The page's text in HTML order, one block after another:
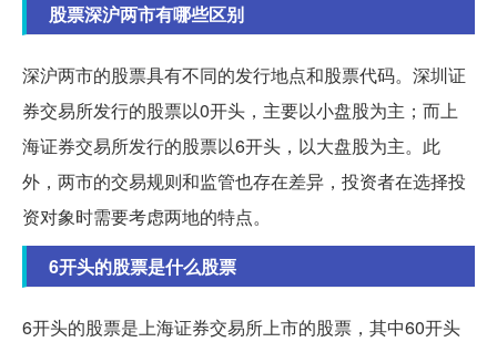
股票深沪两市有哪些区别
深沪两市的股票具有不同的发行地点和股票代码。深圳证
券交易所发行的股票以0开头，主要以小盘股为主；而上
海证券交易所发行的股票以6开头，以大盘股为主。此
外，两市的交易规则和监管也存在差异，投资者在选择投
资对象时需要考虑两地的特点。
6开头的股票是什么股票
6开头的股票是上海证券交易所上市的股票，其中60开头